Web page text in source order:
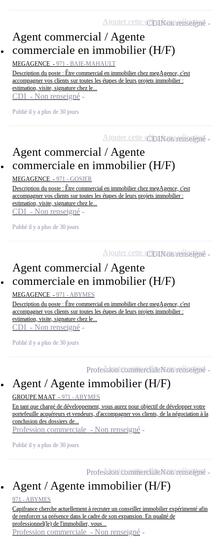
Agent commercial / Agente
commerciale en immobilier (H/F)
MEGAGENCE - 971 - BAIE-MAHAULT
Description du poste : Être commercial en immobilier chez megAgence, c'est
accompagner vos clients sur toutes les étapes de leurs projets immobilier :
estimation, visite, signature chez le...
CDI - Non renseigné
Publié il y a plus de 30 jours
CDINon renseigné
Ajouter cette offre à ma sélection
Agent commercial / Agente
commerciale en immobilier (H/F)
MEGAGENCE - 971 - GOSIER
Description du poste : Être commercial en immobilier chez megAgence, c'est
accompagner vos clients sur toutes les étapes de leurs projets immobilier :
estimation, visite, signature chez le...
CDI - Non renseigné
Publié il y a plus de 30 jours
CDINon renseigné
Ajouter cette offre à ma sélection
Agent commercial / Agente
commerciale en immobilier (H/F)
MEGAGENCE - 971 - ABYMES
Description du poste : Être commercial en immobilier chez megAgence, c'est
accompagner vos clients sur toutes les étapes de leurs projets immobilier :
estimation, visite, signature chez le...
CDI - Non renseigné
Publié il y a plus de 30 jours
CDINon renseigné
Ajouter cette offre à ma sélection
Agent / Agente immobilier (H/F)
GROUPE MAAT - 971 - ABYMES
En tant que chargé de développement, vous aurez pour objectif de développer votre
portefeuille acquéreurs et vendeurs, d'accompagner vos clients, de la négociation à la
conclusion des dossiers de...
Profession commerciale - Non renseigné
Publié il y a plus de 30 jours
Profession commercialeNon renseigné
Ajouter cette offre à ma sélection
Agent / Agente immobilier (H/F)
971 - ABYMES
Capifrance cherche actuellement à recruter un conseiller immobilier expérimenté afin
de renforcer sa présence dans le cadre de son expansion. En qualité de
professionnel(le) de l'immobilier, vous...
Profession commerciale - Non renseigné
Profession commercialeNon renseigné
Ajouter cette offre à ma sélection